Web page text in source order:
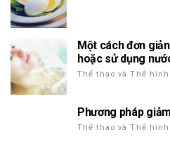
Một cách đơn
hoặc sử dụng
Thể thao và Thể hình
Phương pháp
Thể thao và Thể hình